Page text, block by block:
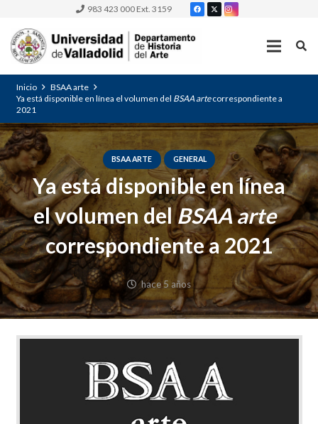
983 423 000 Ext. 3159
Inicio
BSAA arte
Ya está disponible en línea el volumen del BSAA artecorrespondiente a
2021
BSAA ARTE GENERAL
Ya está disponible en línea
el volumen delBSAA arte
correspondiente a 2021
hace 5 años